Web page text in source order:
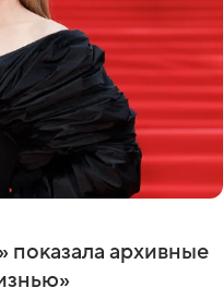
показала архивные